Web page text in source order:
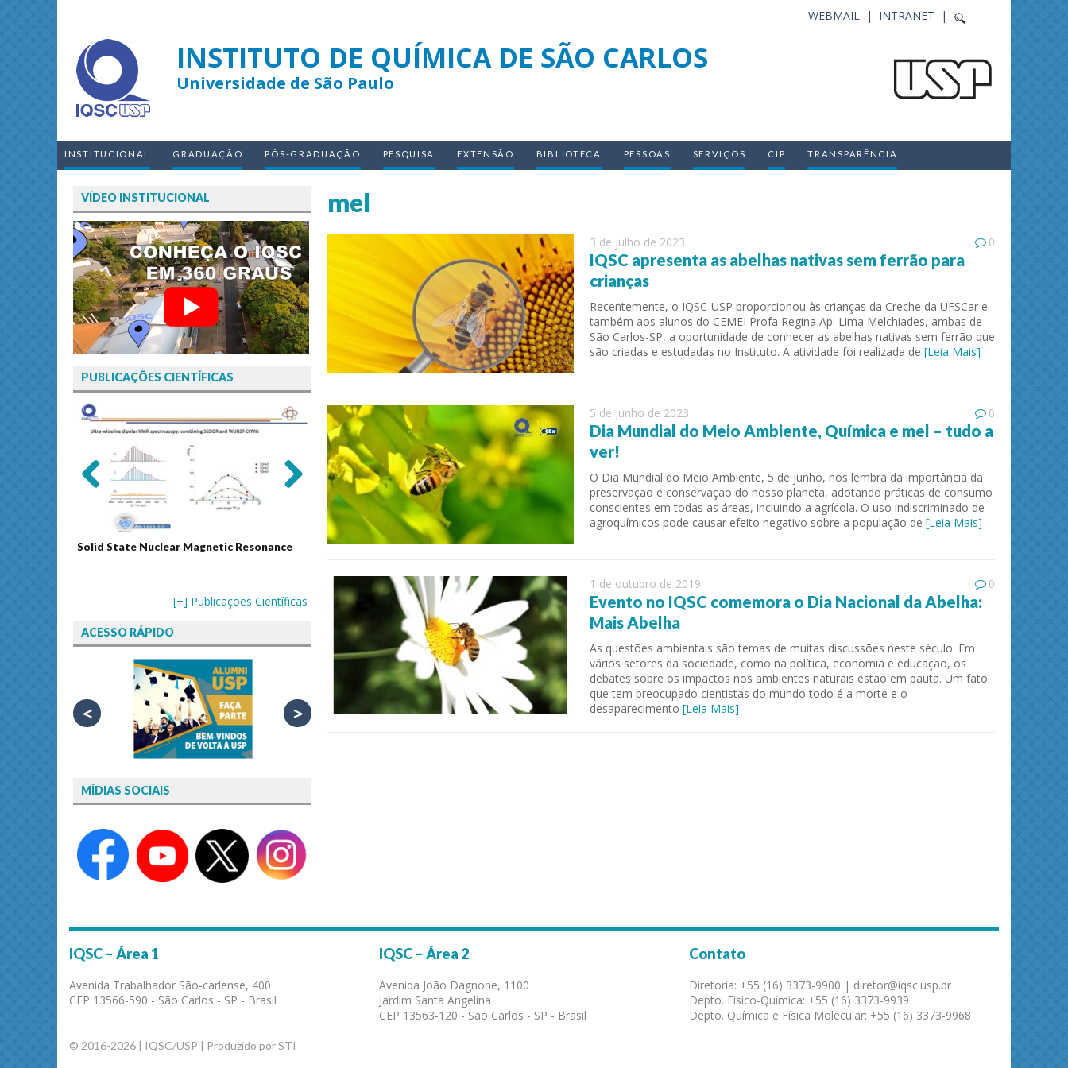
INTRANET |
WEBMAIL |
INSTITUTO DE QUÍMICA DE SÃO CARLOS
Universidade de São Paulo
INSTITUCIONAL GRADUAÇÃO PÓS-GRADUAÇÃO PESQUISA EXTENSÃO BIBLIOTECA PESSOAS SERVIÇOS CIP TRANSPARÊNCIA
mel
3 de julho de 2023 0
IQSC apresenta as abelhas nativas sem ferrão para
crianças
Recentemente, o IQSC-USP proporcionou às crianças da Creche da UFSCar e
também aos alunos do CEMEI Profa Regina Ap. Lima Melchiades, ambas de
São Carlos-SP, a oportunidade de conhecer as abelhas nativas sem ferrão que
são criadas e estudadas no Instituto. A atividade foi realizada de [Leia Mais]
5 de junho de 2023 0
Dia Mundial do Meio Ambiente, Química e mel – tudo a
ver!
O Dia Mundial do Meio Ambiente, 5 de junho, nos lembra da importância da
preservação e conservação do nosso planeta, adotando práticas de consumo
conscientes em todas as áreas, incluindo a agrícola. O uso indiscriminado de
agroquímicos pode causar efeito negativo sobre a população de [Leia Mais]
1 de outubro de 2019 0
Evento no IQSC comemora o Dia Nacional da Abelha:
Mais Abelha
As questões ambientais são temas de muitas discussões neste século. Em
vários setores da sociedade, como na política, economia e educação, os
debates sobre os impactos nos ambientes naturais estão em pauta. Um fato
que tem preocupado cientistas do mundo todo é a morte e o
desaparecimento [Leia Mais]
VÍDEO INSTITUCIONAL
PUBLICAÇÕES CIENTÍFICAS
Solid State Nuclear Magnetic Resonance Journal of Separation Science
Sustainable Energy Technologies and
[+] Publicações Científicas
ACESSO RÁPIDO
< >
MÍDIAS SOCIAIS
IQSC – Área 1
Avenida Trabalhador São-carlense, 400
CEP 13566-590 - São Carlos - SP - Brasil
IQSC – Área 2
Avenida João Dagnone, 1100
Jardim Santa Angelina
CEP 13563-120 - São Carlos - SP - Brasil
Contato
Diretoria: +55 (16) 3373-9900 | diretor@iqsc.usp.br
Depto. Físico-Química: +55 (16) 3373-9939
Depto. Química e Física Molecular: +55 (16) 3373-9968
© 2016-2026 | IQSC/USP | Produzido por STI